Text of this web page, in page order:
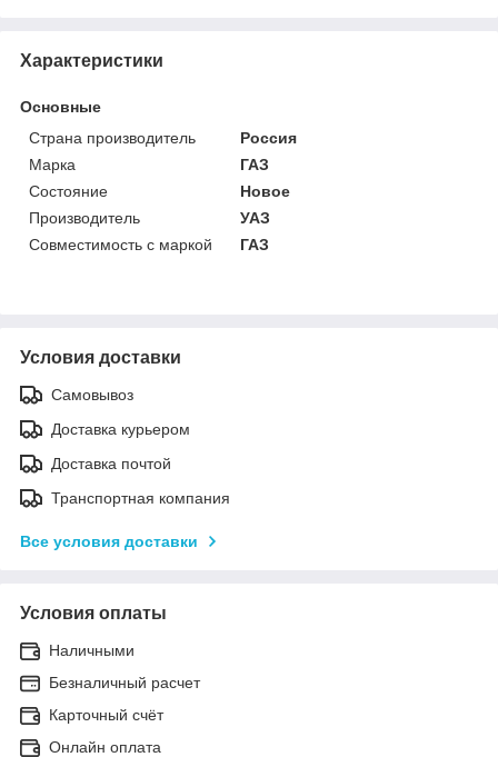
Характеристики
Основные
Страна производитель
Россия
Марка
ГАЗ
Состояние
Новое
Производитель
УАЗ
Совместимость с маркой
ГАЗ
Условия доставки
Самовывоз
Доставка курьером
Доставка почтой
Транспортная компания
Все условия доставки
Условия оплаты
Наличными
Безналичный расчет
Карточный счёт
Онлайн оплата